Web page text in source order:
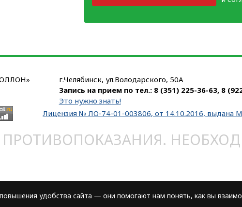
г.Челябинск, ул.Володарского, 50А
Запись на прием по тел.: 8 (351) 225-36-63, 8
Это нужно знать!
Лицензия № ЛО-74-01-003806, от 14.10.2016, выдана
удобства сайта — они помогают нам понять, как вы